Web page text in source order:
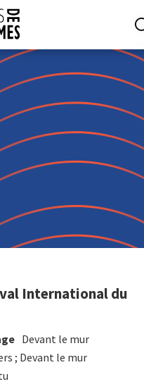
International du
Devant le mur
; Devant le mur